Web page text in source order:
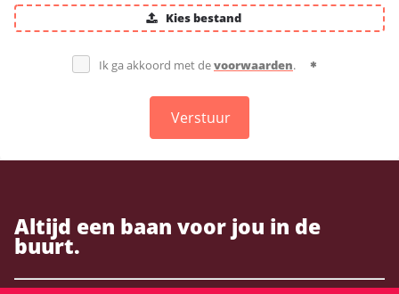
Kies bestand
Ik ga akkoord met devoorwaarden.
Verstuur
Altijd een baan voor jou in de
buurt.